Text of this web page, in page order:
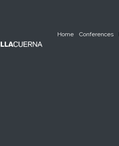
Home Conferences